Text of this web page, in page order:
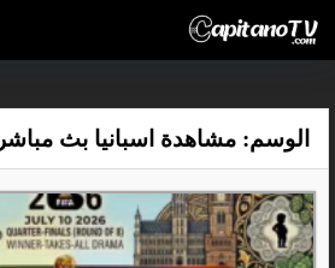
الوسم: مشاهدة اسبانيا بث مباشر